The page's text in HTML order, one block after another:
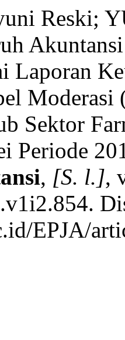
Reski;
Laporan
Moderasi
Sektor
Periode
, [S. l.],
EPJA/